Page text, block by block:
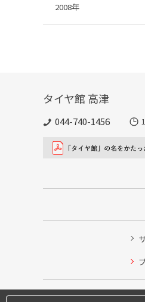
2008年
タイヤ館 高津
044-740-1456
タイヤ点検・安全点
クローク契約会員専
本日のタイヤ履き替え